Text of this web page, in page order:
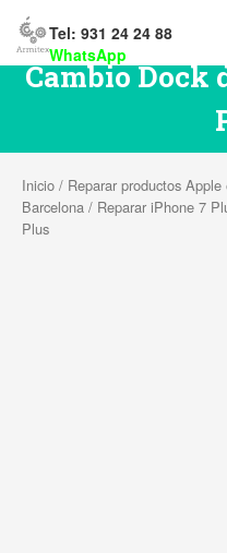
Tel: 931 24 24 88
WhatsApp
Cambio Dock
Inicio / Reparar productos
Barcelona / Reparar iPhone 7
Plus